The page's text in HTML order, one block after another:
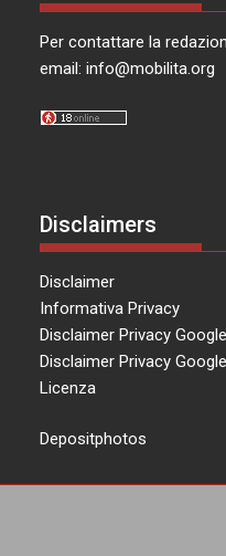
Per contattare la
email:info@mobilita.org
Disclaimers
Disclaimer
Informativa Privacy
Disclaimer Privacy
Disclaimer Privacy
Licenza
Depositphotos